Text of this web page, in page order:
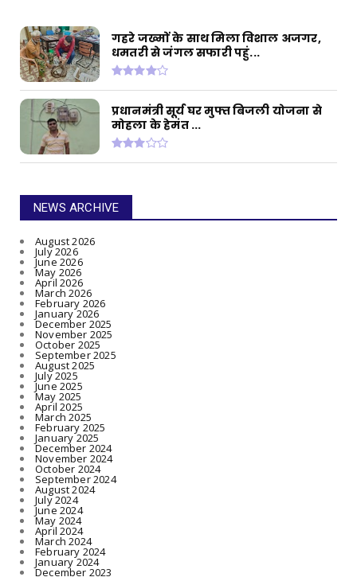
गहरे जख्मों के साथ मिला विशाल अजगर,
धमतरी से जंगल सफारी पहुं...
प्रधानमंत्री सूर्य घर मुफ्त बिजली योजना से
मोहला के हेमंत ...
NEWS ARCHIVE
August 2026
July 2026
June 2026
May 2026
April 2026
March 2026
February 2026
January 2026
December 2025
November 2025
October 2025
September 2025
August 2025
July 2025
June 2025
May 2025
April 2025
March 2025
February 2025
January 2025
December 2024
November 2024
October 2024
September 2024
August 2024
July 2024
June 2024
May 2024
April 2024
March 2024
February 2024
January 2024
December 2023